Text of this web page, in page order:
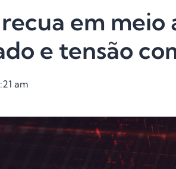
em meio
e tensão
am